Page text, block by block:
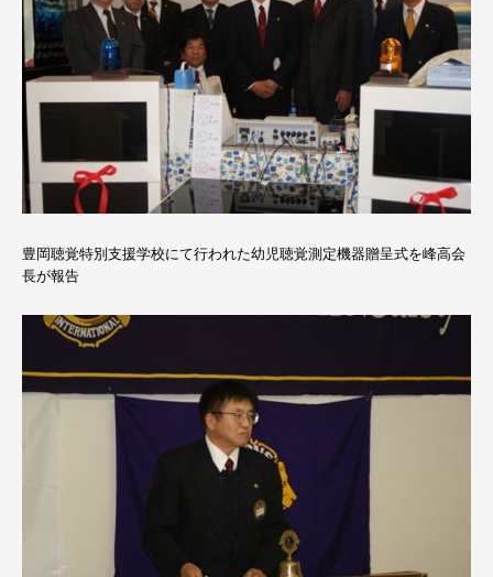
豊岡聴覚特別支援学校にて行われた幼児聴覚測定機器贈呈式を峰高会
長が報告